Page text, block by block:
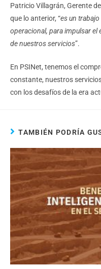
Patricio Villagrán, Gerente
que lo anterior, “es un
operacional, para impulsar el
de nuestros servicios”.
En PSINet, tenemos el
constante, nuestros
con los desafíos de la era
TAMBIÉN PODRÍA